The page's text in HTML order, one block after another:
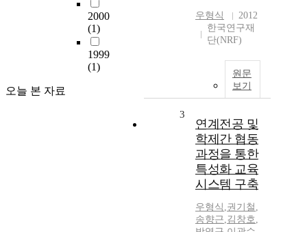
2000
(1)
1999
(1)
오늘 본 자료
우형식
2012
한국연구재
단(NRF)
원문
보기
3
연계전공 및
학제간 협동
과정을 통한
특성화 교육
시스템 구축
우형식 ,권기철 ,
송향근,김창호,